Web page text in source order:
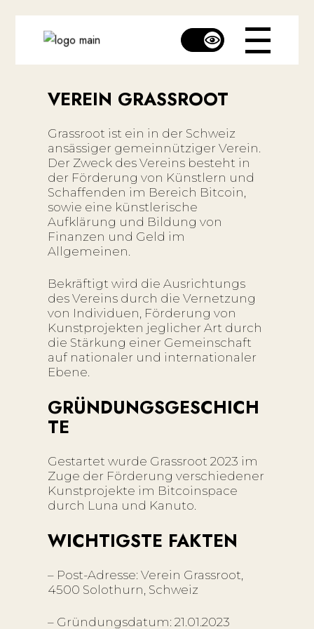
VEREIN GRASSROOT
Grassroot ist ein in der Schweiz
ansässiger gemeinnütziger Verein.
Der Zweck des Vereins besteht in
der Förderung von Künstlern und
Schaffenden im Bereich Bitcoin,
sowie eine künstlerische
Aufklärung und Bildung von
Finanzen und Geld im
Allgemeinen.
Bekräftigt wird die Ausrichtungs
des Vereins durch die Vernetzung
von Individuen, Förderung von
Kunstprojekten jeglicher Art durch
die Stärkung einer Gemeinschaft
auf nationaler und internationaler
Ebene.
GRÜNDUNGSGESCHICH
TE
Gestartet wurde Grassroot 2023 im
Zuge der Förderung verschiedener
Kunstprojekte im Bitcoinspace
durch Luna und Kanuto.
WICHTIGSTE FAKTEN
– Post-Adresse: Verein Grassroot,
4500 Solothurn, Schweiz
– Gründungsdatum: 21.01.2023